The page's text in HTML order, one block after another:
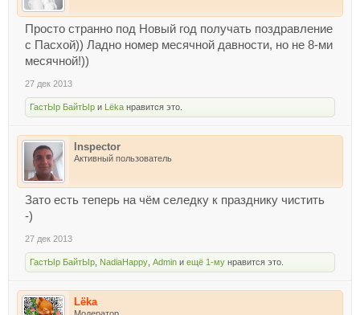
Просто странно под Новый год получать поздравление
с Пасхой)) Ладно номер месячной давности, но не 8-ми
месячной!))
27 дек 2013
ГастЫр БайтЫр и Lёka нравится это.
Inspector
Активный пользователь
Зато есть теперь на чём селедку к празднику чистить
-)
27 дек 2013
ГастЫр БайтЫр NadiaHappy Admin и ещё 1-му нравится это.
Lёka